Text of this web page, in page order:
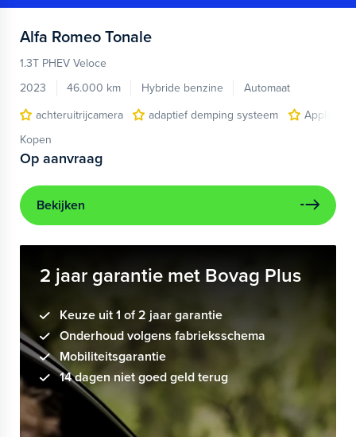
Alfa Romeo Tonale
1.3T PHEV Veloce
2023
46.000 km Hybride benzine
Automaat
achteruitrijcamera
adaptief demping systeem
Apple
Kopen
Op aanvraag
Bekijken
2 jaar garantie met Bovag Plus
Keuze uit 1 of 2 jaar garantie
Onderhoud volgens fabrieksschema
Mobiliteitsgarantie
14 dagen niet goed geld terug